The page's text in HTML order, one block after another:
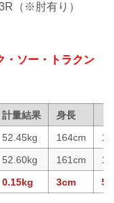
（※肘有り）
・ソー・トラクン
計量結果 身長
52.45kg 164cm
52.60kg 161cm
0.15kg 3cm